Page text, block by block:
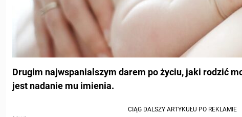
Drugim najwspanialszym darem po życiu, jaki rodzić
jest nadanie mu imienia.